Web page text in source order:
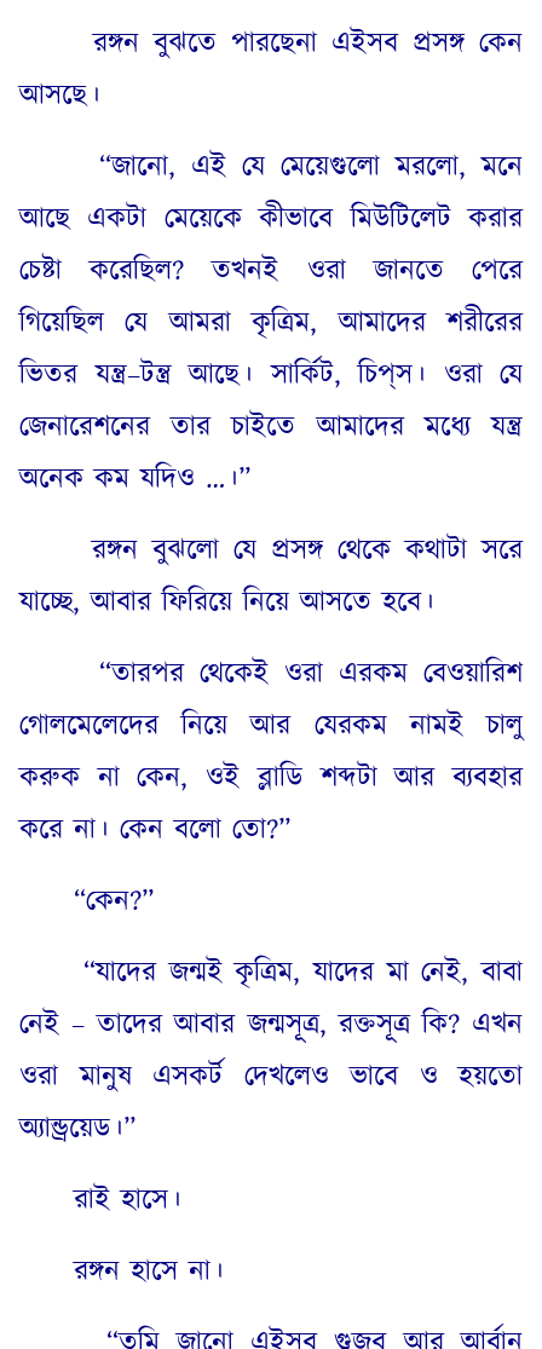
রঙ্গন বুঝতে পারছেনা এইসব প্রসঙ্গ কেন
আসছে।
“জানো, এই যে মেয়েগুলো মরলো,মনে
আছে একটা মেয়েকে কীভাবে মিউটিলেট করার
চেষ্টা করেছিল?তখনই ওরা জানতে পেরে
গিয়েছিল যে আমরা কৃত্রিম,আমাদের শরীরের
ভিতর যন্ত্র–টন্ত্র আছে। সার্কিট,চিপ্‌স। ওরা যে
জেনারেশনের তার চাইতে আমাদের মধ্যে যন্ত্র
অনেক কম যদিও … ।”
রঙ্গন বুঝলো যে প্রসঙ্গ থেকে কথাটা সরে
যাচ্ছে,আবার ফিরিয়ে নিয়ে আসতে হবে।
“তারপর থেকেই ওরা এরকম বেওয়ারিশ
গোলমেলেদের নিয়ে আর যেরকম নামই চালু
করুক না কেন, ওই ব্লাডি শব্দটা আর ব্যবহার
করে না। কেন বলো তো?”
“কেন?”
“যাদের জন্মই কৃত্রিম,যাদের মা নেই,বাবা
নেই–তাদের আবার জন্মসূত্র,রক্তসূত্র কি? এখন
ওরা মানুষ এসকর্ট দেখলেও ভাবে ও হয়তো
অ্যান্ড্রয়েড।”
রাই হাসে।
রঙ্গন হাসে না।